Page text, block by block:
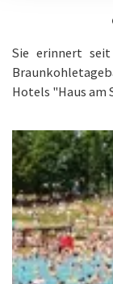
Sie erinnert
Hotels "Haus am